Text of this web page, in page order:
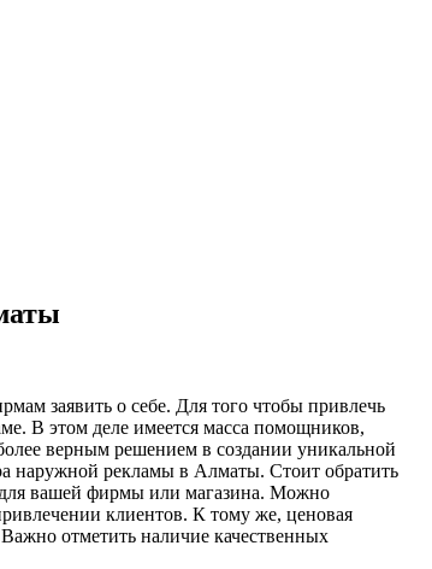
заявить о себе. Для того чтобы привлечь
В этом деле имеется масса помощников,
верным решением в создании уникальной
наружной рекламы в Алматы. Стоит обратить
вашей фирмы или магазина. Можно
клиентов. К тому же, ценовая
отметить наличие качественных